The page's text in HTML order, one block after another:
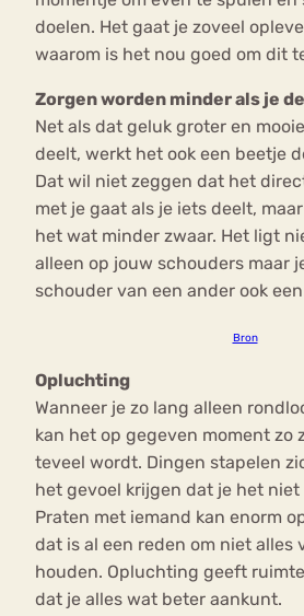
doelen. Het gaat je zoveel
waarom is het nou goed om dit
Zorgen worden minder als je
Net als dat geluk groter en
deelt, werkt het ook een beetje
Dat wil niet zeggen dat het
met je gaat als je iets deelt,
het wat minder zwaar. Het ligt
alleen op jouw schouders maar
schouder van een ander ook
Bron
Opluchting
Wanneer je zo lang alleen
kan het op gegeven moment zo
teveel wordt. Dingen stapelen
het gevoel krijgen dat je het niet
Praten met iemand kan enorm
dat is al een reden om niet alles
houden. Opluchting geeft
dat je alles wat beter aankunt.